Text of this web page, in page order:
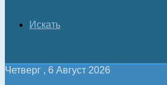
Искать
Четверг , 6 Август 2026